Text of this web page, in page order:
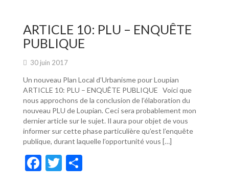
o
o
k
er
ARTICLE 10: PLU – ENQUÊTE
PUBLIQUE
30 juin 2017
Un nouveau Plan Local d’Urbanisme pour Loupian
ARTICLE 10: PLU – ENQUÊTE PUBLIQUE Voici que
nous approchons de la conclusion de l’élaboration du
nouveau PLU de Loupian. Ceci sera probablement mon
dernier article sur le sujet. Il aura pour objet de vous
informer sur cette phase particulière qu’est l’enquête
publique, durant laquelle l’opportunité vous […]
F
T